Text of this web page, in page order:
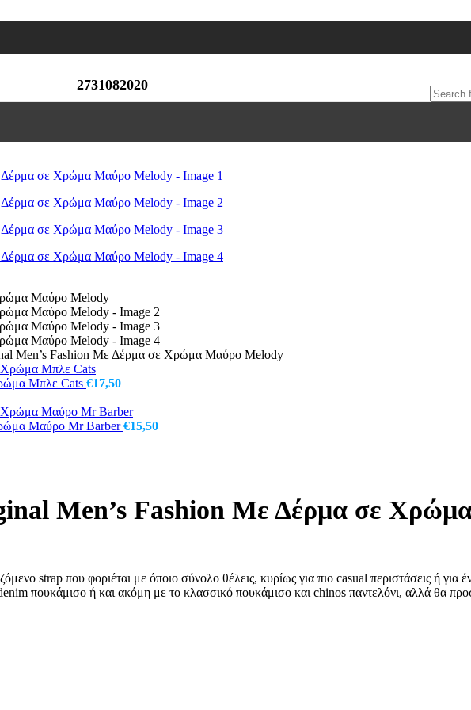
2731082020
Men’s Fashion Με Δέρμα σε Χρώμα Μαύρο Melody
Μπλε Cats €17,50
Μαύρο Mr Barber€15,50
Men’s Fashion Με Δέρμα σε
strap που φοριέται με όποιο σύνολο θέλεις, κυρίως για πιο casual περιστάσεις ή για
πουκάμισο ή και ακόμη με το κλασσικό πουκάμισο και chinos παντελόνι, αλλά θα